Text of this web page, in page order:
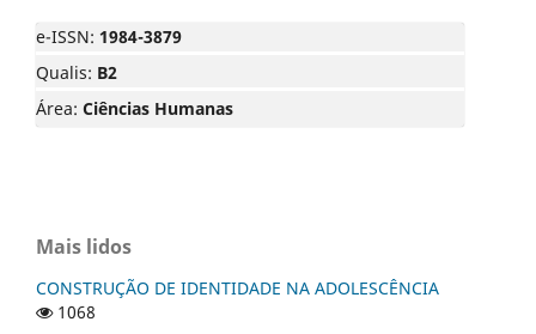
e-ISSN: 1984-3879
Qualis: B2
Área: Ciências Humanas
Mais lidos
CONSTRUÇÃO DE IDENTIDADE NA ADOLESCÊNCIA
1068